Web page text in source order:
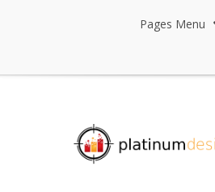
Pages Menu